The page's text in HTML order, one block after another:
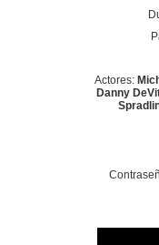
Actores:
Danny